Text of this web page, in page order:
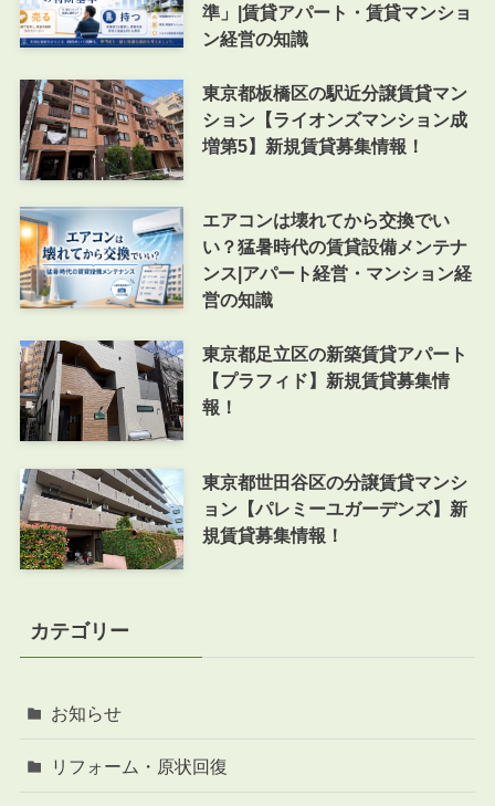
準」|賃貸アパート・賃貸マンショ
ン経営の知識
東京都板橋区の駅近分譲賃貸マン
ション【ライオンズマンション成
増第5】新規賃貸募集情報！
エアコンは壊れてから交換でい
い？猛暑時代の賃貸設備メンテナ
ンス|アパート経営・マンション経
営の知識
東京都足立区の新築賃貸アパート
【プラフィド】新規賃貸募集情
報！
東京都世田谷区の分譲賃貸マンシ
ョン【パレミーユガーデンズ】新
規賃貸募集情報！
カテゴリー
お知らせ
リフォーム・原状回復